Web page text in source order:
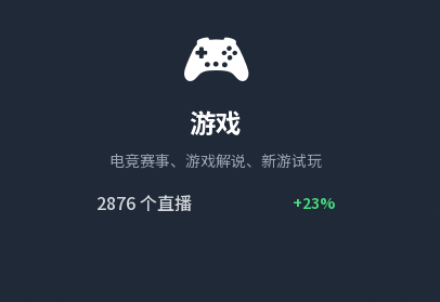
🎮
游戏
电竞赛事、游戏解说、新游试玩
2876个直播 +23%